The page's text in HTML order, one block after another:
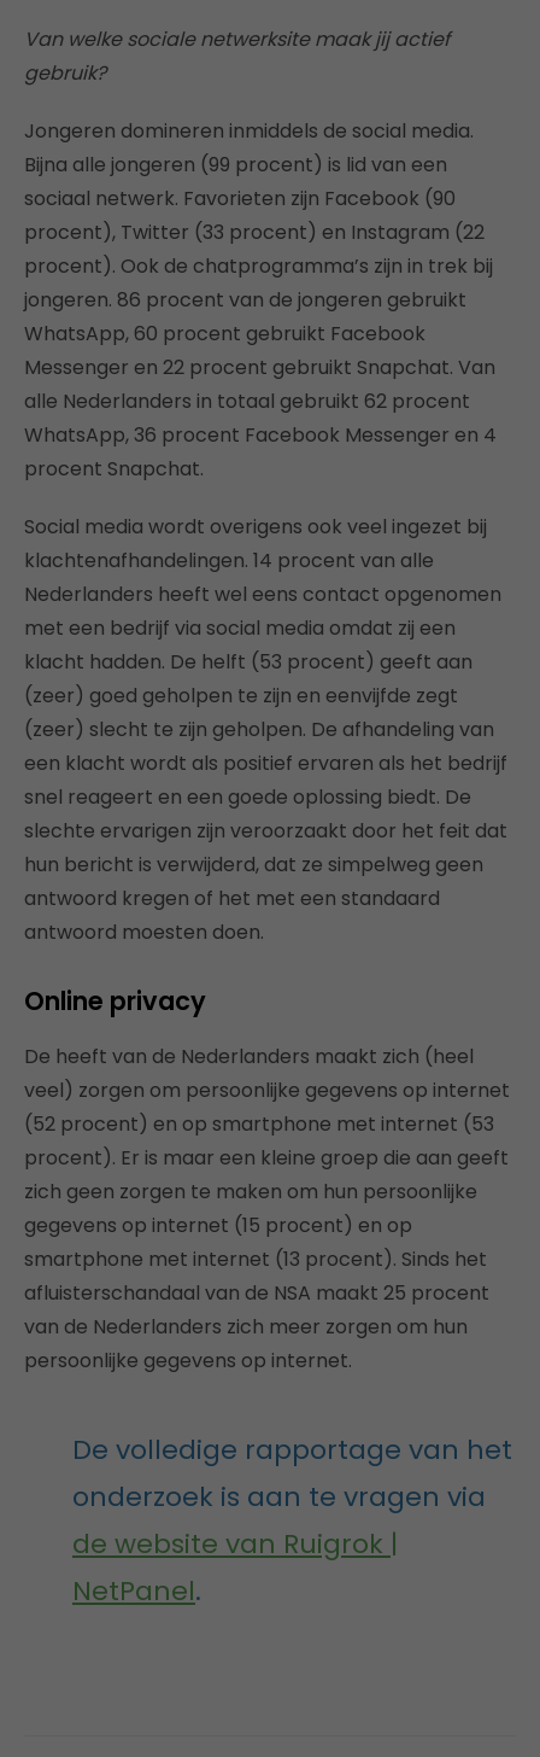
Van welke sociale netwerksite maak jij actief
gebruik?
Jongeren domineren inmiddels de social media.
Bijna alle jongeren (99 procent) is lid van een
sociaal netwerk. Favorieten zijn Facebook (90
procent), Twitter (33 procent) en Instagram (22
procent). Ook de chatprogramma’s zijn in trek bij
jongeren. 86 procent van de jongeren gebruikt
WhatsApp, 60 procent gebruikt Facebook
Messenger en 22 procent gebruikt Snapchat. Van
alle Nederlanders in totaal gebruikt 62 procent
WhatsApp, 36 procent Facebook Messenger en 4
procent Snapchat.
Social media wordt overigens ook veel ingezet bij
klachtenafhandelingen. 14 procent van alle
Nederlanders heeft wel eens contact opgenomen
met een bedrijf via social media omdat zij een
klacht hadden. De helft (53 procent) geeft aan
(zeer) goed geholpen te zijn en eenvijfde zegt
(zeer) slecht te zijn geholpen. De afhandeling van
een klacht wordt als positief ervaren als het bedrijf
snel reageert en een goede oplossing biedt. De
slechte ervarigen zijn veroorzaakt door het feit dat
hun bericht is verwijderd, dat ze simpelweg geen
antwoord kregen of het met een standaard
antwoord moesten doen.
Online privacy
De heeft van de Nederlanders maakt zich (heel
veel) zorgen om persoonlijke gegevens op internet
(52 procent) en op smartphone met internet (53
procent). Er is maar een kleine groep die aan geeft
zich geen zorgen te maken om hun persoonlijke
gegevens op internet (15 procent) en op
smartphone met internet (13 procent). Sinds het
afluisterschandaal van de NSA maakt 25 procent
van de Nederlanders zich meer zorgen om hun
persoonlijke gegevens op internet.
De volledige rapportage van het
onderzoek is aan te vragen via
de website van Ruigrok |
NetPanel.